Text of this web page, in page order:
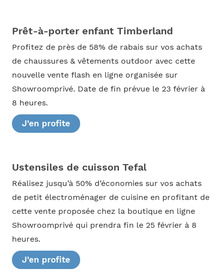
Prêt-à-porter enfant Timberland
Profitez de près de 58% de rabais sur vos achats
de chaussures & vêtements outdoor avec cette
nouvelle vente flash en ligne organisée sur
Showroomprivé. Date de fin prévue le 23 février à
8 heures.
J’en profite
Ustensiles de cuisson Tefal
Réalisez jusqu’à 50% d’économies sur vos achats
de petit électroménager de cuisine en profitant de
cette vente proposée chez la boutique en ligne
Showroomprivé qui prendra fin le 25 février à 8
heures.
J’en profite